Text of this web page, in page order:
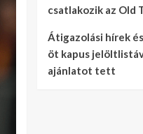
csatlakozik az Old
Átigazolási hírek
öt kapus
ajánlatot tett